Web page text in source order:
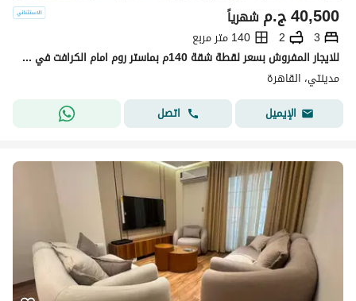
ج.م40,500 شهرياً
3
2
140 متر مربع
للايجار المفروش بسعر لقطة شقة 140م بماستر روم امام الكرافت في مدينتي
مدينتي، القاهرة
الإيميل
اتصل